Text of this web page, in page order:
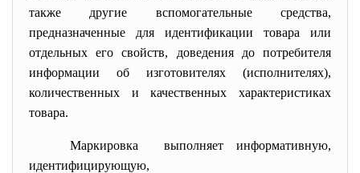
также другие вспомогательные средства,
предназначенные для идентификации товара или
отдельных его свойств, доведения до потребителя
информации об изготовителях (исполнителях),
количественных и качественных характеристиках
товара.
Маркировка выполняет информативную,
идентифицирующую,